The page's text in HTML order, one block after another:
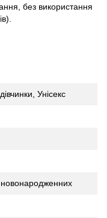
без використання
Унісекс